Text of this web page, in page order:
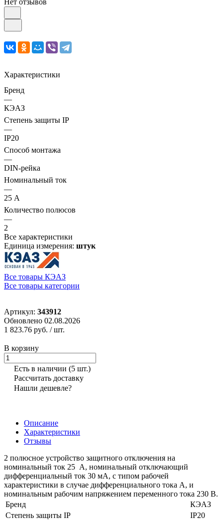
Характеристики
Бренд
—
КЭАЗ
Степень защиты IP
—
IP20
Способ монтажа
—
DIN-рейка
Номинальный ток
—
25 А
Количество полюсов
—
2
Все характеристики
Единица измерения: штук
Все товары КЭАЗ
Все товары категории
Артикул: 343912
Обновлено 02.08.2026
1 823.76 руб. / шт.
В корзину
Есть в наличии (5 шт.)
Рассчитать доставку
Нашли дешевле?
Описание
Характеристики
Отзывы
2 полюсное устройство защитного отключения на
номинальный ток 25 А, номинальный отключающий
дифференциальный ток 30 мА, с типом рабочей
характеристики в случае дифференциального тока А, и
номинальным рабочим напряжением переменного тока 230 В.
Бренд
КЭАЗ
Степень защиты IP
IP20